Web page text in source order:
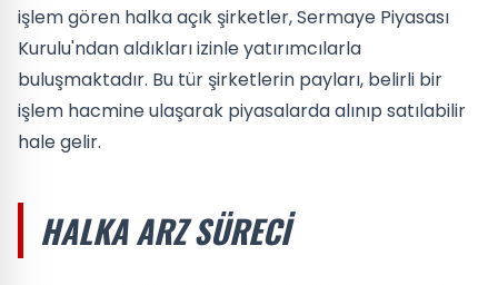
işlem gören halka açık şirketler, Sermaye Piyasası
Kurulu'ndan aldıkları izinle yatırımcılarla
buluşmaktadır. Bu tür şirketlerin payları, belirli bir
işlem hacmine ulaşarak piyasalarda alınıp satılabilir
hale gelir.
HALKA ARZ SÜRECI